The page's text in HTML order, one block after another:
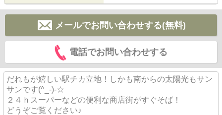
メールでお問い合わせする(無料)
電話でお問い合わせする
だれもが嬉しい駅チカ立地！しかも南からの太陽光もサン
サンです(^_-)-☆
２４ｈスーパーなどの便利な商店街がすぐそば！
どうぞご覧ください♪